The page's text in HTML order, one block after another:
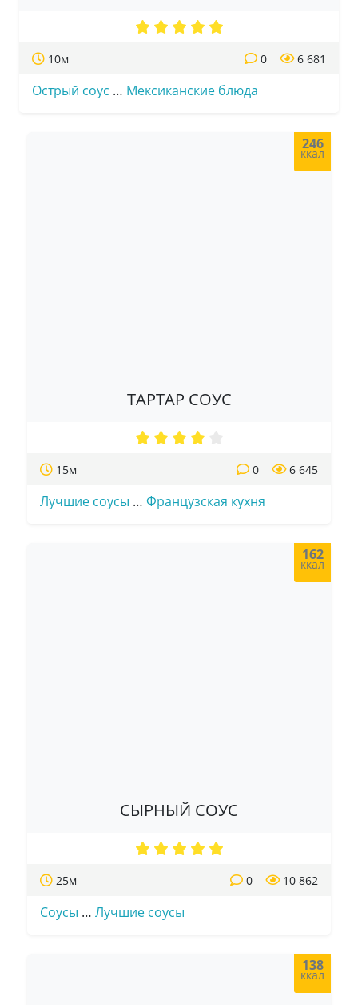
10м 6 681
0
Острый соус … Мексиканские блюда
246
ккал
ТАРТАР СОУС
15м 6 645
0
Лучшие соусы … Французская кухня
162
ккал
СЫРНЫЙ СОУС
25м 10 862
0
Соусы … Лучшие соусы
138
ккал